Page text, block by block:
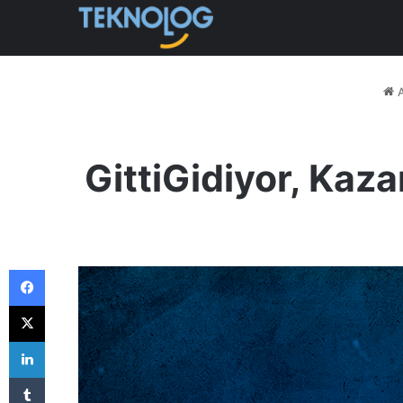
GittiGidiyor,
Facebook
X
LinkedIn
Tumblr